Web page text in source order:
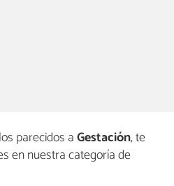
parecidos aGestación, te
en nuestra categoría de